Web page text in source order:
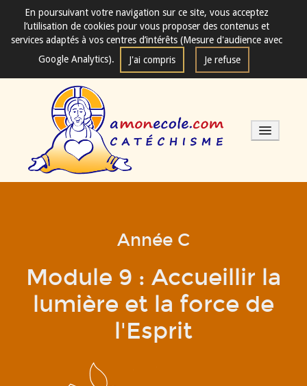
En poursuivant votre navigation sur ce site, vous acceptez
l’utilisation de cookies pour vous proposer des contenus et
services adaptés à vos centres d’intérêts (Mesure d'audience avec
Google Analytics).
J'ai compris Je refuse
Fondements
Qui sommes-nous ?
Année C
Module 9 : Accueillir la
lumière et la force de
l'Esprit